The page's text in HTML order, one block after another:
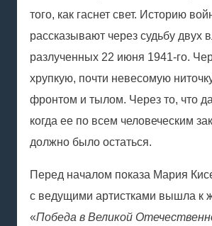
того, как гаснет свет. Историю
рассказывают через судьбу двух
разлученных 22 июня 1941-го.
хрупкую, почти невесомую
фронтом и тылом. Через то, что
когда ее по всем человеческим
должно было остаться.
Перед началом показа Мария
с ведущими артистками вышла к
«Победа в Великой